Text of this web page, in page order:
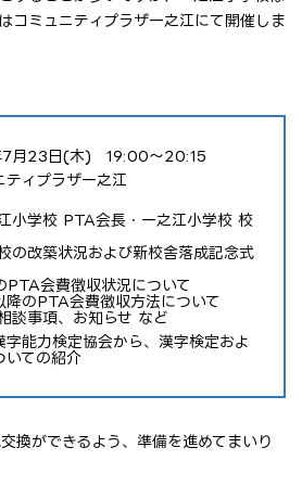
コミュニティプラザ一之江にて開催しま
7月23日(木) 19:00～20:15
ティプラザ一之江
小学校 PTA会長・一之江小学校 校
の改築状況および新校舎落成記念式
会費徴収状況について
のPTA会費徴収方法について
談事項、お知らせ など
字能力検定協会から、漢字検定およ
いての紹介
換ができるよう、準備を進めてまいり